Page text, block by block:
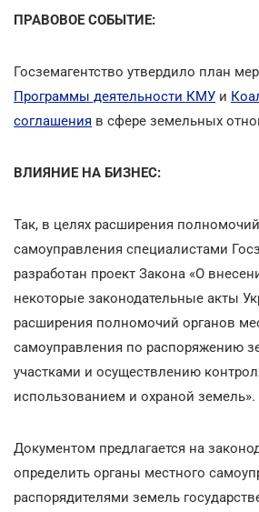
ПРАВОВОЕ СОБЫТИЕ:
Госземагентство утвердило план
Программы деятельности КМУ и
соглашения в сфере земельных
ВЛИЯНИЕ НА БИЗНЕС:
Так, в целях расширения
самоуправления специалистами
разработан проект Закона «О
некоторые законодательные акты
расширения полномочий органов
самоуправления по распоряжению
участками и осуществлению
использованием и охраной земель».
Документом предлагается на
определить органы местного
распорядителями земель